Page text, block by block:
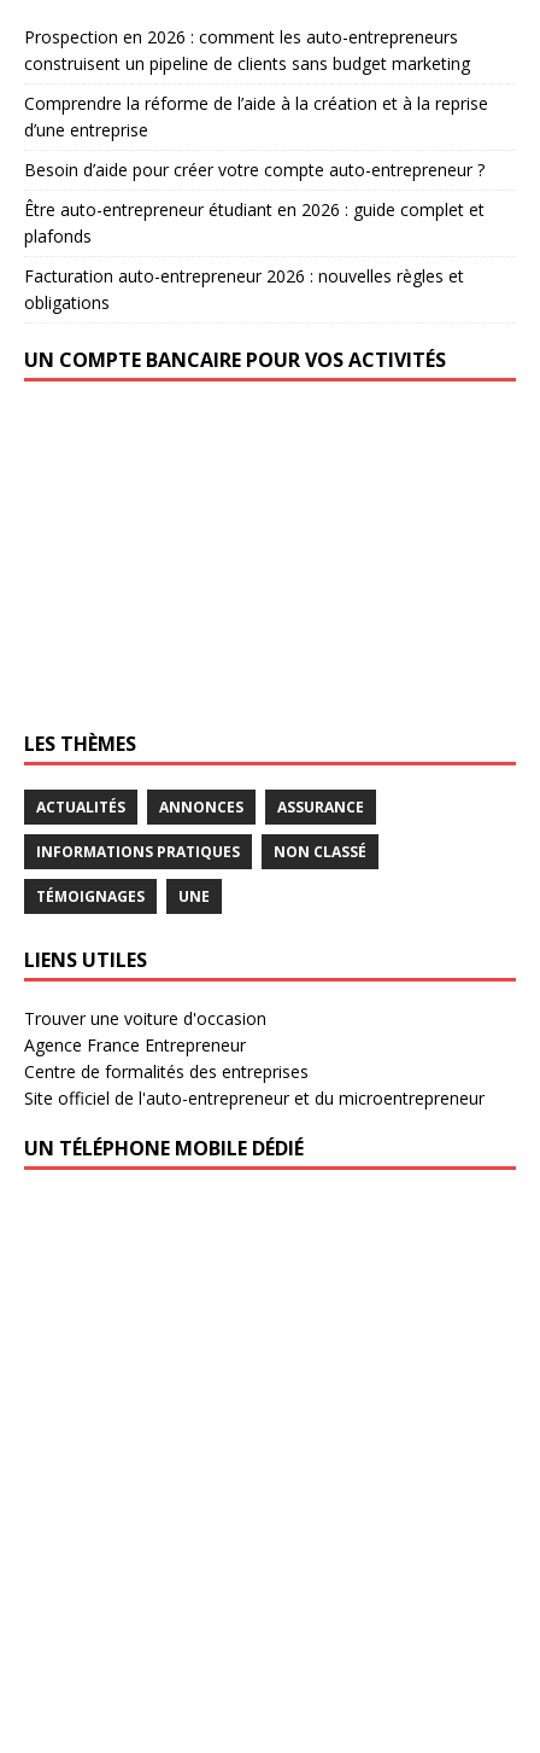
Prospection en 2026 : comment les auto-entrepreneurs
construisent un pipeline de clients sans budget marketing
Comprendre la réforme de l’aide à la création et à la reprise
d’une entreprise
Besoin d’aide pour créer votre compte auto-entrepreneur ?
Être auto-entrepreneur étudiant en 2026 : guide complet et
plafonds
Facturation auto-entrepreneur 2026 : nouvelles règles et
obligations
UN COMPTE BANCAIRE POUR VOS ACTIVITÉS
LES THÈMES
ACTUALITÉS ANNONCES ASSURANCE
INFORMATIONS PRATIQUES NON CLASSÉ
TÉMOIGNAGES UNE
LIENS UTILES
Trouver une voiture d'occasion
Agence France Entrepreneur
Centre de formalités des entreprises
Site officiel de l'auto-entrepreneur et du microentrepreneur
UN TÉLÉPHONE MOBILE DÉDIÉ